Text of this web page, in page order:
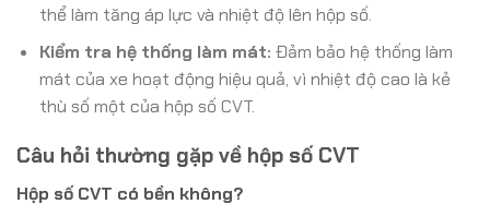
thể làm tăng áp lực và nhiệt độ lên hộp số.
Kiểm tra hệ thống làm mát: Đảm bảo hệ thống làm
mát của xe hoạt động hiệu quả, vì nhiệt độ cao là kẻ
thù số một của hộp số CVT.
Câu hỏi thường gặp về hộp số CVT
Hộp số CVT có bền không?